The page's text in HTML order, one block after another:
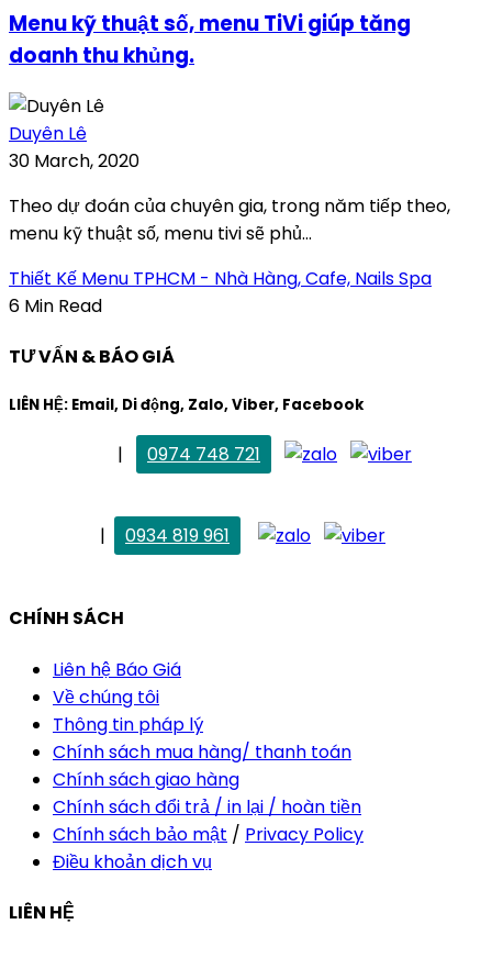
Menu kỹ thuật số, menu TiVi giúp tăng
doanh thu khủng.
Duyên Lê
30 March, 2020
Theo dự đoán của chuyên gia, trong năm tiếp theo,
menu kỹ thuật số, menu tivi sẽ phủ...
Thiết Kế Menu TPHCM - Nhà Hàng, Cafe, Nails Spa
6 Min Read
TƯ VẤN & BÁO GIÁ
LIÊN HỆ: Email, Di động, Zalo, Viber, Facebook
|
0974 748 721
|
0934 819 961
CHÍNH SÁCH
Liên hệ Báo Giá
Về chúng tôi
Thông tin pháp lý
Chính sách mua hàng/ thanh toán
Chính sách giao hàng
Chính sách đổi trả / in lại / hoàn tiền
Chính sách bảo mật / Privacy Policy
Điều khoản dịch vụ
LIÊN HỆ